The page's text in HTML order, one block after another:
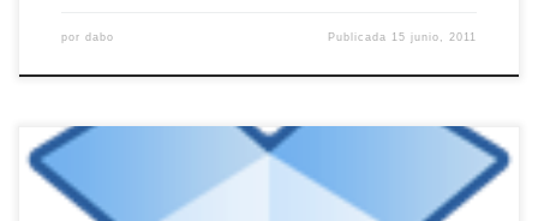
por dabo Publicada 15 junio, 2011